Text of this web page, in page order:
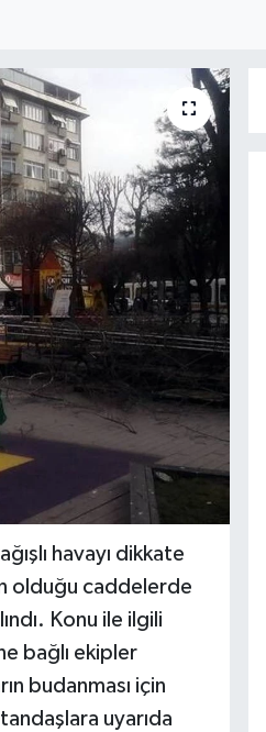
havayı dikkate
olduğu caddelerde
Konu ile ilgili
bağlı ekipler
budanması için
uyarıda